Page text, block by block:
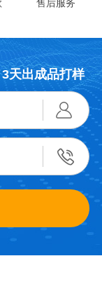
售后服务
天出成品打样